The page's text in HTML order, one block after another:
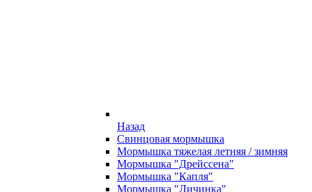
Назад
Свинцовая мормышка
Мормышка тяжелая летняя / зимняя
Мормышка "Дрейссена"
Мормышка "Капля"
Мормышка "Личинка"